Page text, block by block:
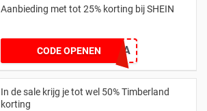
Aanbieding met tot 25% korting bij SHEIN
CODE OPENEN
25Q2CONJUNTADA
In de sale krijg je tot wel 50% Timberland
korting